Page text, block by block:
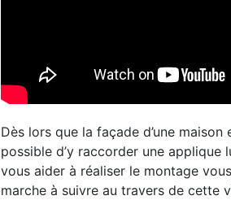
Dès lors que la façade d’une maison
possible d’y raccorder une applique
vous aider à réaliser le montage
marche à suivre au travers de cette